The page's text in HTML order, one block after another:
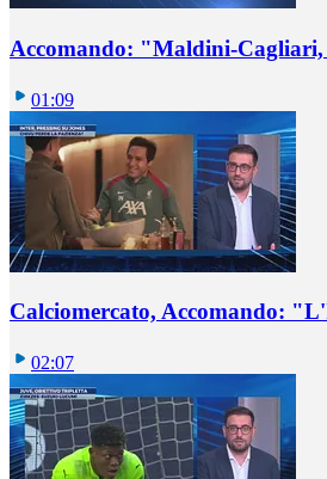
Accomando: "Maldini-
01:09
Calciomercato, Accomando:
02:07